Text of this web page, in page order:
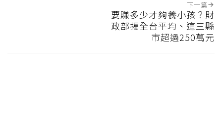
下一篇
要賺多少才夠養小孩？財
政部揭全台平均、這三縣
市超過250萬元